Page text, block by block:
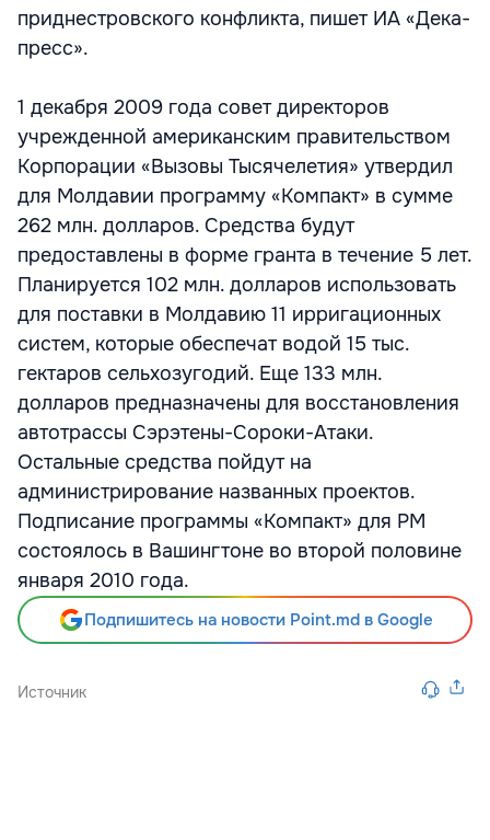
приднестровского конфликта, пишет ИА «Дека-
пресс».
1 декабря 2009 года совет директоров
учрежденной американским правительством
Корпорации «Вызовы Тысячелетия» утвердил
для Молдавии программу «Компакт» в сумме
262 млн. долларов. Средства будут
предоставлены в форме гранта в течение 5 лет.
Планируется 102 млн. долларов использовать
для поставки в Молдавию 11 ирригационных
систем, которые обеспечат водой 15 тыс.
гектаров сельхозугодий. Еще 133 млн.
долларов предназначены для восстановления
автотрассы Сэрэтены-Сороки-Атаки.
Остальные средства пойдут на
администрирование названных проектов.
Подписание программы «Компакт» для РМ
состоялось в Вашингтоне во второй половине
января 2010 года.
Подпишитесь на новости Point.md в Google
Источник